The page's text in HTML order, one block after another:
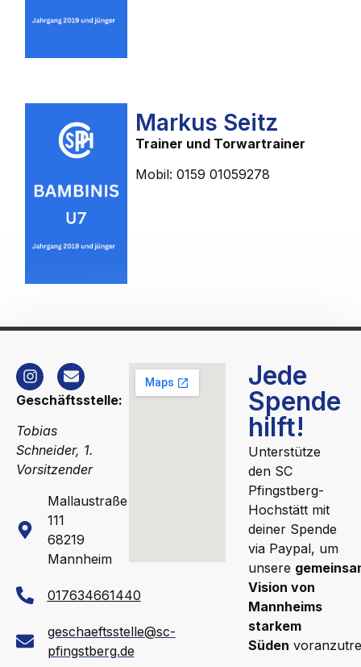
Markus Seitz
Trainer und Torwartrainer
Mobil: 0159 01059278
Geschäftsstelle:
Tobias
Schneider, 1.
Vorsitzender
Mallaustraße
111
68219
Mannheim
017634661440
geschaeftsstelle@sc-
pfingstberg.de
Jede
Spende
hilft!
Unterstütze
den SC
Pfingstberg-
Hochstätt mit
deiner Spende
via Paypal, um
unsere
Vision von
Mannheims
starkem
Süden